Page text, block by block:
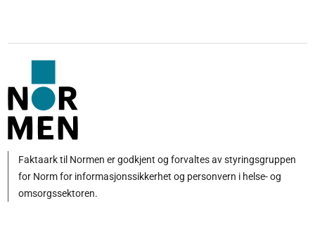
Faktaark til Normen er godkjent og forvaltes av styringsgruppen
for Norm for informasjonssikkerhet og personvern i helse- og
omsorgssektoren.